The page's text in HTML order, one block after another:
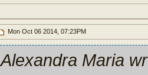
Mon Oct 06 2014, 07:23PM
Alexandra Maria